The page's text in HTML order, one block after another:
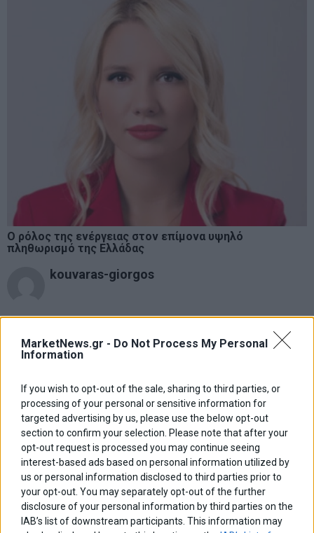
MarketNews.gr - Do Not Process My Personal
Information
If you wish to opt-out of the sale, sharing to third parties, or
processing of your personal or sensitive information for
targeted advertising by us, please use the below opt-out
section to confirm your selection. Please note that after your
opt-out request is processed you may continue seeing
interest-based ads based on personal information utilized by
us or personal information disclosed to third parties prior to
your opt-out. You may separately opt-out of the further
disclosure of your personal information by third parties on the
IAB’s list of downstream participants. This information may
Ο ρόλος της ενέργειας στον επίμονα υψηλό
πληθωρισμό της Ελλάδας
kouvaras-giorgos